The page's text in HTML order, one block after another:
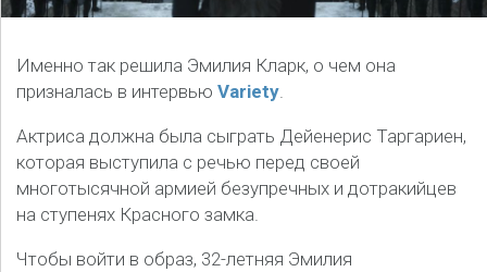
Именно так решила Эмилия Кларк, о чем она
призналась в интервью Variety.
Актриса должна была сыграть Дейенерис Таргариен,
которая выступила с речью перед своей
многотысячной армией безупречных и дотракийцев
на ступенях Красного замка.
Чтобы войти в образ, 32-летняя Эмилия